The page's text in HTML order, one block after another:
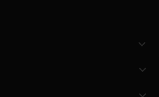

